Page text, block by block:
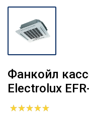
Фанкойл
Electrolux